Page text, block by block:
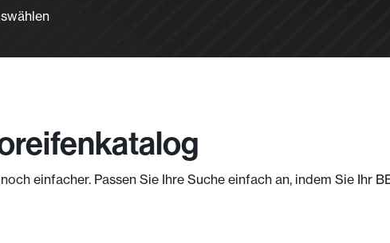
einfacher. Passen Sie Ihre Suche einfach an, indem Sie Ihr